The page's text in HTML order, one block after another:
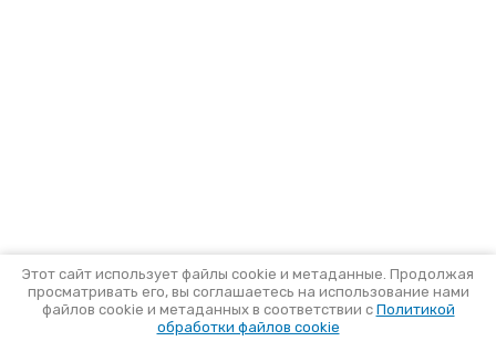
Этот сайт использует файлы cookie и метаданные. Продолжая
просматривать его, вы соглашаетесь на использование нами
файлов cookie и метаданных в соответствии с Политикой
обработки файлов cookie